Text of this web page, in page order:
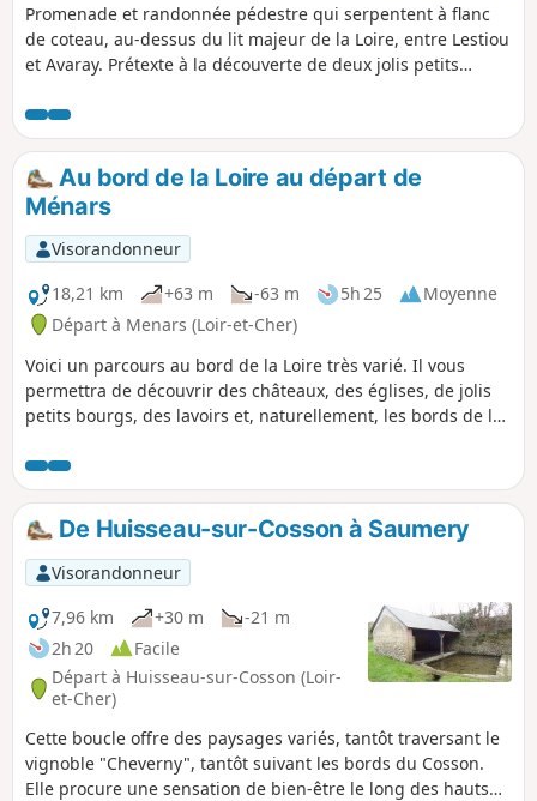
Promenade et randonnée pédestre qui serpentent à flanc
de coteau, au-dessus du lit majeur de la Loire, entre Lestiou
et Avaray. Prétexte à la découverte de deux jolis petits
six lavoirs sur à peine cinq kilomètres. Très discrètement
implantés, il faut prendre le temps de les chercher : la
promenade devient alors un jeu de piste avec des trésors
bien cachés. La commune de Lestiou en compte 2, celle
d'Avaray en compte 4, dont un ovale.
Au bord de la Loire au départ de
Ménars
Visorandonneur
18,21 km
+63 m -63 m 5h 25
Moyenne
Départ à Menars (Loir-et-Cher)
Voici un parcours au bord de la Loire très varié. Il vous
permettra de découvrir des châteaux, des églises, de jolis
petits bourgs, des lavoirs et, naturellement, les bords de la
protège des inondations, tantôt depuis les petits chemins
qui se rapprochent au plus près du fleuve.
De Huisseau-sur-Cosson à Saumery
Visorandonneur
7,96 km
+30 m
-21 m
2h 20
Facile
Départ à Huisseau-sur-Cosson (Loir-
et-Cher)
Cette boucle offre des paysages variés, tantôt traversant le
vignoble "Cheverny", tantôt suivant les bords du Cosson.
Elle procure une sensation de bien-être le long des hauts